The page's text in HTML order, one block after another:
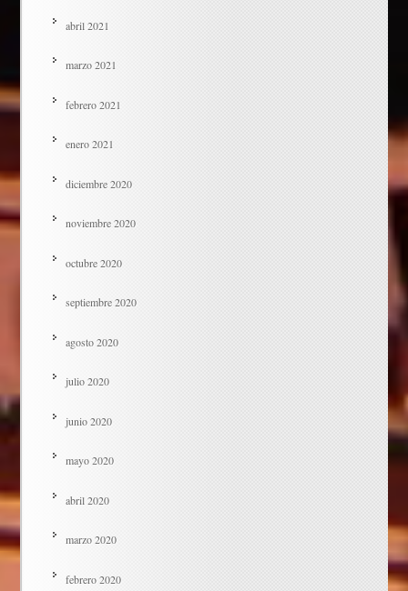
abril 2021
marzo 2021
febrero 2021
enero 2021
diciembre 2020
noviembre 2020
octubre 2020
septiembre 2020
agosto 2020
julio 2020
junio 2020
mayo 2020
abril 2020
marzo 2020
febrero 2020